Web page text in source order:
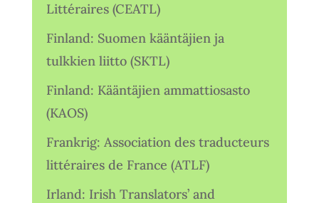
Littéraires (CEATL)
Finland: Suomen kääntäjien ja
tulkkien liitto (SKTL)
Finland: Kääntäjien ammattiosasto
(KAOS)
Frankrig: Association des traducteurs
littéraires de France (ATLF)
Irland: Irish Translators’ and